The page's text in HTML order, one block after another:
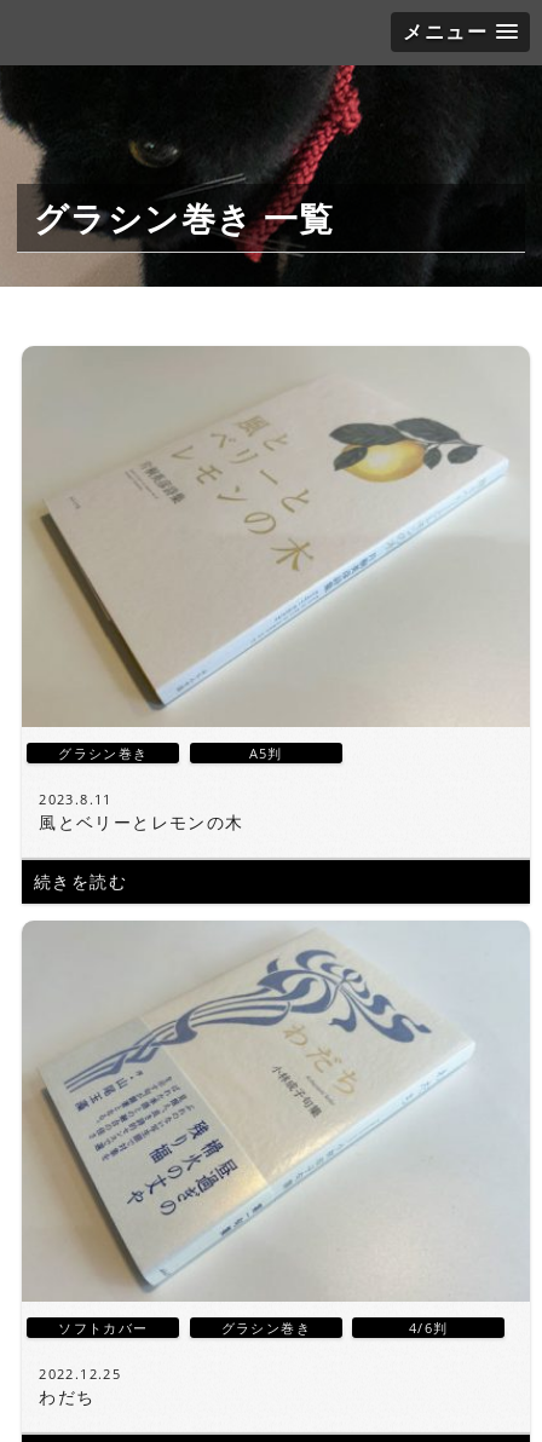
メニュー
グラシン巻き 一覧
グラシン巻き A5判
2023.8.11
風とベリーとレモンの木
続きを読む
ソフトカバー グラシン巻き 4/6判
2022.12.25
わだち